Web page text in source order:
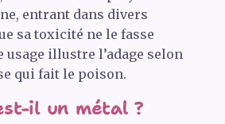
entrant dans divers
sa toxicité ne le fasse
usage illustre l’adage selon
qui fait le poison.
il un métal ?